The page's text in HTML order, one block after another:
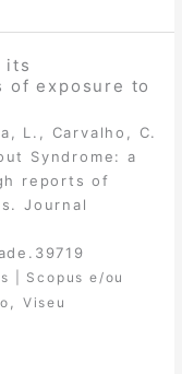
its
of exposure to
L., Carvalho, C.
Syndrome: a
reports of
Journal
| Scopus e/ou
Viseu